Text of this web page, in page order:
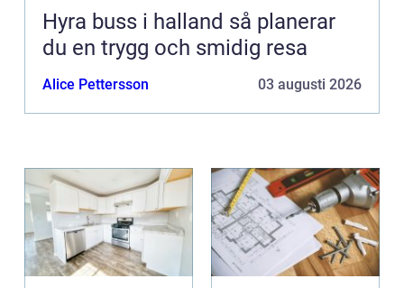
Hyra buss i halland så planerar
du en trygg och smidig resa
Alice Pettersson 03 augusti 2026